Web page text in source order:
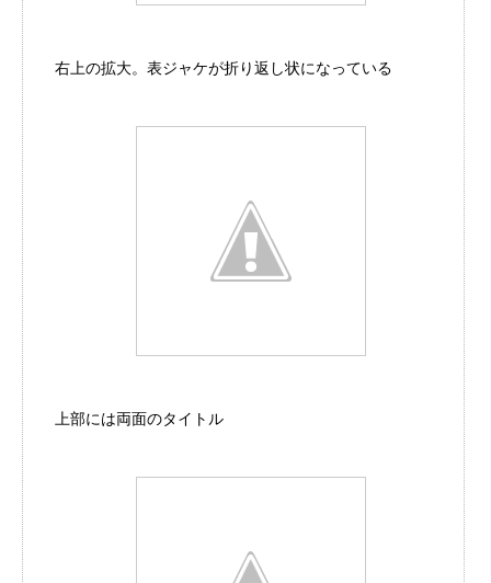
右上の拡大。表ジャケが折り返し状になっている
上部には両面のタイトル